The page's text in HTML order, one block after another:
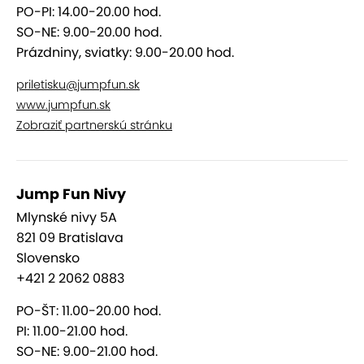
V Jump Fun si na svoje prídu deti, tínedžeri aj
rodičia. Čakajú vás:
veľké trampolínové zóny
penové jamy a skokanské atrakcie
dráhy a parkour prvky
Jump Funje ideálnym miestom na rodinný deň,
víkendový program, narodeninovú oslavu či
teambuilding.
Ideálne miesto pre detské oslavy
v Bratislave
PO-PI: 14.00-20.00 hod.
SO-NE: 9.00-20.00 hod.
Prázdniny, sviatky: 9.00-20.00 hod.
priletisku@jumpfun.sk
www.jumpfun.sk
Zobraziť partnerskú stránku
Jump Fun Nivy
Mlynské nivy 5A
821 09 Bratislava
Slovensko
+421 2 2062 0883
PO-ŠT: 11.00-20.00 hod.
PI: 11.00-21.00 hod.
SO-NE: 9.00-21.00 hod.